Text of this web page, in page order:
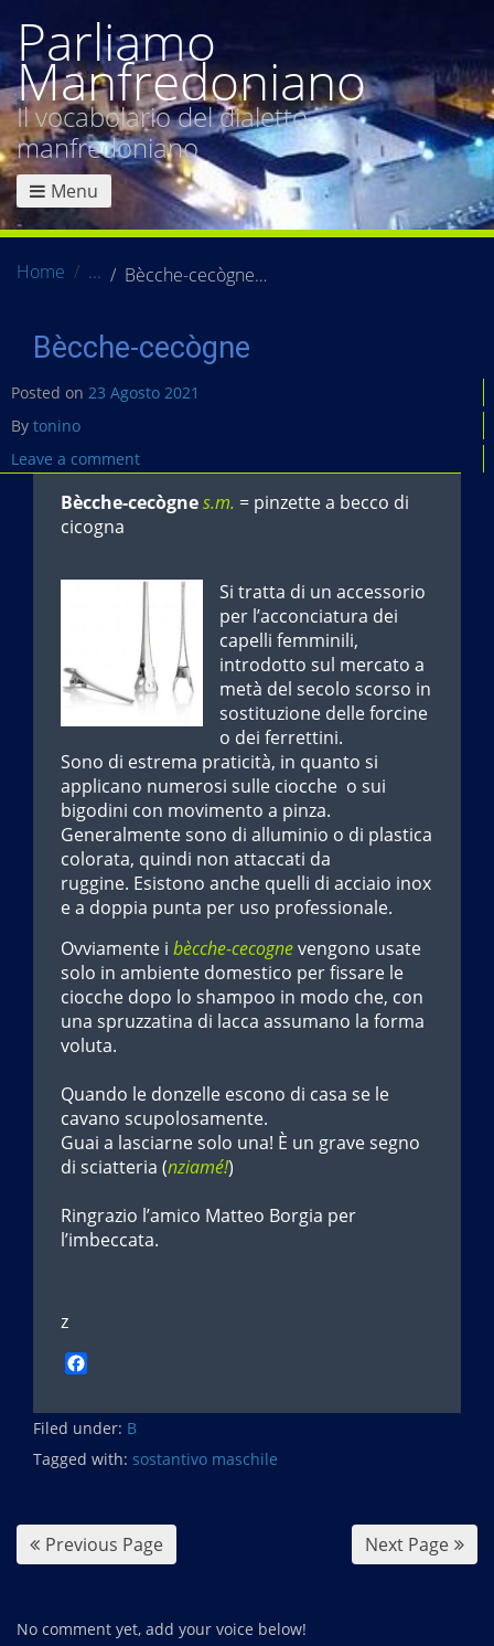
Parliamo
Manfredoniano
Il vocabolario del dialetto
manfredoniano
Menu
Home Bècche-cecògne
Bècche-cecògne
Posted on 23 Agosto 2021
By tonino
Leave a comment
Bècche-cecògnes.m. = pinzette a becco di
cicogna
Si tratta di un accessorio
per l’acconciatura dei
capelli femminili,
introdotto sul mercato a
metà del secolo scorso in
sostituzione delle forcine
o dei ferrettini.
Sono di estrema praticità, in quanto si
applicano numerosi sulle ciocche o sui
bigodini con movimento a pinza.
Generalmente sono di alluminio o di plastica
colorata, quindi non attaccati da
ruggine. Esistono anche quelli di acciaio inox
e a doppia punta per uso professionale.
Ovviamente i bècche-cecognevengono usate
solo in ambiente domestico per fissare le
ciocche dopo lo shampoo in modo che, con
una spruzzatina di lacca assumano la forma
voluta.
Quando le donzelle escono di casa se le
cavano scupolosamente.
Guai a lasciarne solo una! È un grave segno
di sciatteria (nziamé!)
Ringrazio l’amico Matteo Borgia per
l’imbeccata.
z
c
e
b
Filed under: B
Tagged with: sostantivo maschile
Previous Page Next Page
No comment yet, add your voice below!